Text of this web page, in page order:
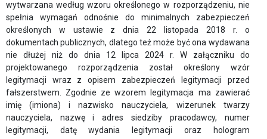
Pracodawców
Polska
Miedź
Wydarzenia
WŁADZE
ZWIĄZKU
wytwarzana według wzoru określonego w rozporządzeniu, nie
spełnia wymagań odnośnie do minimalnych zabezpieczeń
określonych w ustawie z dnia 22 listopada 2018 r. o
dokumentach publicznych, dlatego też może być ona wydawana
nie dłużej niż do dnia 12 lipca 2024 r. W załączniku do
projektowanego rozporządzenia został określony wzór
legitymacji wraz z opisem zabezpieczeń legitymacji przed
fałszerstwem. Zgodnie ze wzorem legitymacja ma zawierać
imię (imiona) i nazwisko nauczyciela, wizerunek twarzy
nauczyciela, nazwę i adres siedziby pracodawcy, numer
legitymacji, datę wydania legitymacji oraz hologram